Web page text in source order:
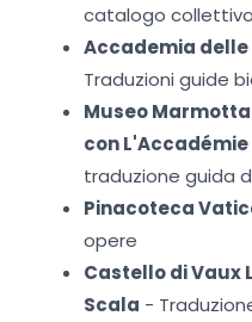
catalogo collettivo
Accademia delle
Traduzioni guide
Museo
con
traduzione guida
Pinacoteca
opere
Castello di Vaux
Scala -